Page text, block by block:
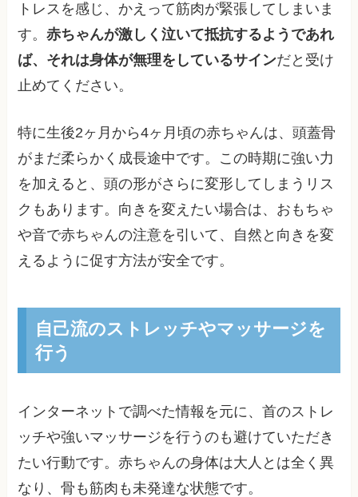
トレスを感じ、かえって筋肉が緊張してしまいま
す。赤ちゃんが激しく泣いて抵抗するようであれ
ば、それは身体が無理をしているサインだと受け
止めてください。
特に生後2ヶ月から4ヶ月頃の赤ちゃんは、頭蓋骨
がまだ柔らかく成長途中です。この時期に強い力
を加えると、頭の形がさらに変形してしまうリス
クもあります。向きを変えたい場合は、おもちゃ
や音で赤ちゃんの注意を引いて、自然と向きを変
えるように促す方法が安全です。
自己流のストレッチやマッサージを
行う
インターネットで調べた情報を元に、首のストレ
ッチや強いマッサージを行うのも避けていただき
たい行動です。赤ちゃんの身体は大人とは全く異
なり、骨も筋肉も未発達な状態です。